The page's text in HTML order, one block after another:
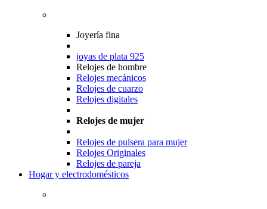
Joyería fina
joyas de plata 925
Relojes de hombre
Relojes mecánicos
Relojes de cuarzo
Relojes digitales
Relojes de mujer
Relojes de pulsera para mujer
Relojes Originales
Relojes de pareja
Hogar y electrodomésticos